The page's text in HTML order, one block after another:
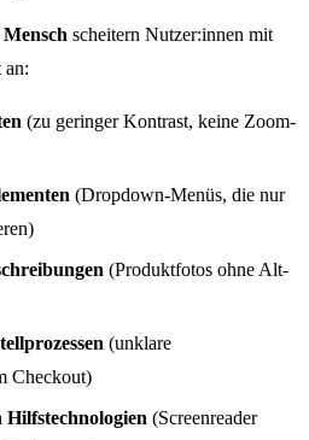
scheitern Nutzer:innen mit
an:
(zu geringer Kontrast, keine Zoom-
(Dropdown-Menüs, die nur
(Produktfotos ohne Alt-
(unklare
Checkout)
(Screenreader